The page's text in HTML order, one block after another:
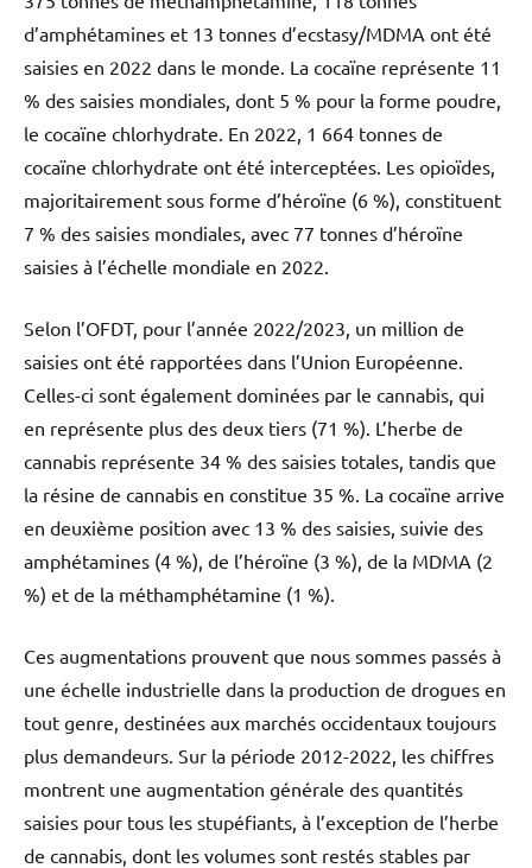
d’amphétamines et 13 tonnes d’ecstasy/MDMA ont été
saisies en 2022 dans le monde. La cocaïne représente 11
% des saisies mondiales, dont 5 % pour la forme poudre,
le cocaïne chlorhydrate. En 2022, 1 664 tonnes de
cocaïne chlorhydrate ont été interceptées. Les opioïdes,
majoritairement sous forme d’héroïne (6 %), constituent
7 % des saisies mondiales, avec 77 tonnes d’héroïne
saisies à l’échelle mondiale en 2022.
Selon l’OFDT, pour l’année 2022/2023, un million de
saisies ont été rapportées dans l’Union Européenne.
Celles-ci sont également dominées par le cannabis, qui
en représente plus des deux tiers (71 %). L’herbe de
cannabis représente 34 % des saisies totales, tandis que
la résine de cannabis en constitue 35 %. La cocaïne arrive
en deuxième position avec 13 % des saisies, suivie des
amphétamines (4 %), de l’héroïne (3 %), de la MDMA (2
%) et de la méthamphétamine (1 %).
Ces augmentations prouvent que nous sommes passés à
une échelle industrielle dans la production de drogues en
tout genre, destinées aux marchés occidentaux toujours
plus demandeurs. Sur la période 2012-2022, les chiffres
montrent une augmentation générale des quantités
saisies pour tous les stupéfiants, à l’exception de l’herbe
de cannabis, dont les volumes sont restés stables par